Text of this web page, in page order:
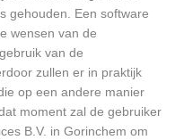
gehouden. Een software
wensen van de
van de
zullen er in praktijk
op een andere manier
moment zal de gebruiker
B.V. in Gorinchem om